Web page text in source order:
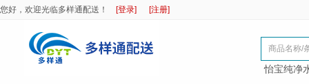
您好，欢迎光临多样通配送！ [登录] [注册]
怡宝纯净